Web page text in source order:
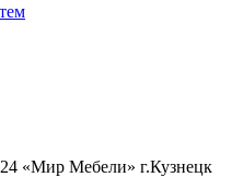
«Мир Мебели» г.Кузнецк